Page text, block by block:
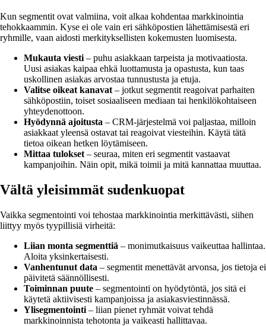
Kun segmentit ovat valmiina, voit alkaa kohdentaa markkinointia
tehokkaammin. Kyse ei ole vain eri sähköpostien lähettämisestä eri
ryhmille, vaan aidosti merkityksellisten kokemusten luomisesta.
Mukauta viesti – puhu asiakkaan tarpeista ja motivaatiosta.
Uusi asiakas kaipaa ehkä luottamusta ja opastusta, kun taas
uskollinen asiakas arvostaa tunnustusta ja etuja.
Valitse oikeat kanavat – jotkut segmentit reagoivat parhaiten
sähköpostiin, toiset sosiaaliseen mediaan tai henkilökohtaiseen
yhteydenottoon.
Hyödynnä ajoitusta – CRM-järjestelmä voi paljastaa, milloin
asiakkaat yleensä ostavat tai reagoivat viesteihin. Käytä tätä
tietoa oikean hetken löytämiseen.
Mittaa tulokset – seuraa, miten eri segmentit vastaavat
kampanjoihin. Näin opit, mikä toimii ja mitä kannattaa muuttaa.
Vältä yleisimmät sudenkuopat
Vaikka segmentointi voi tehostaa markkinointia merkittävästi, siihen
liittyy myös tyypillisiä virheitä:
Liian monta segmenttiä – monimutkaisuus vaikeuttaa hallintaa.
Aloita yksinkertaisesti.
Vanhentunut data – segmentit menettävät arvonsa, jos tietoja ei
päivitetä säännöllisesti.
Toiminnan puute – segmentointi on hyödytöntä, jos sitä ei
käytetä aktiivisesti kampanjoissa ja asiakasviestinnässä.
Ylisegmentointi – liian pienet ryhmät voivat tehdä
markkinoinnista tehotonta ja vaikeasti hallittavaa.